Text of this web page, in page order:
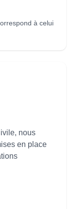
à celui
nous
en place